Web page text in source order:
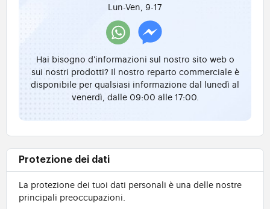
Lun-Ven, 9-17
Hai bisogno d'informazioni sul nostro sito web o
sui nostri prodotti? Il nostro reparto commerciale è
disponibile per qualsiasi informazione dal lunedì al
venerdì, dalle 09:00 alle 17:00.
Protezione dei dati
La protezione dei tuoi dati personali è una delle nostre
principali preoccupazioni.